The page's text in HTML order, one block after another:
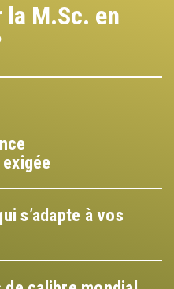
M.Sc. en
s’adapte à vos